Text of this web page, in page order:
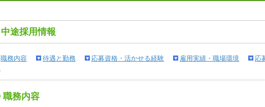
中途採用情報
職務内容 待遇と勤務 応募資格・活かせる経験 雇用実績・職場環境
応
職務内容